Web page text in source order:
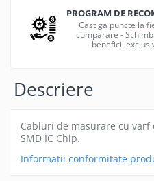
Fashion Items
Gamepad
Mouse Gaming
Mouse Pad Gaming
Tastatura Gaming
Accesorii IT
PROGRAM DE
Castiga puncte la
cumparare -
beneficii
Descriere
Cabluri de masurare cu
SMD IC Chip.
Informatii conformitate